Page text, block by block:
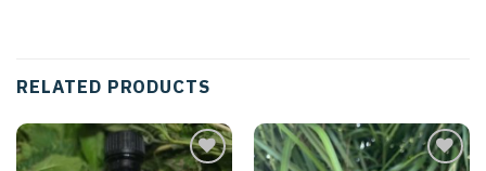
RELATED PRODUCTS